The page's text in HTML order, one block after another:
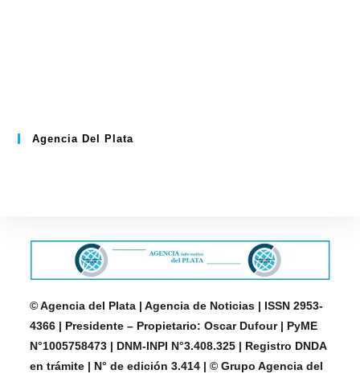
Agencia Del Plata
© Agencia del Plata | Agencia de Noticias | ISSN 2953-
4366 | Presidente – Propietario: Oscar Dufour | PyME
N°1005758473 | DNM-INPI N°3.408.325 | Registro DNDA
en trámite | N° de edición 3.414 | © Grupo Agencia del